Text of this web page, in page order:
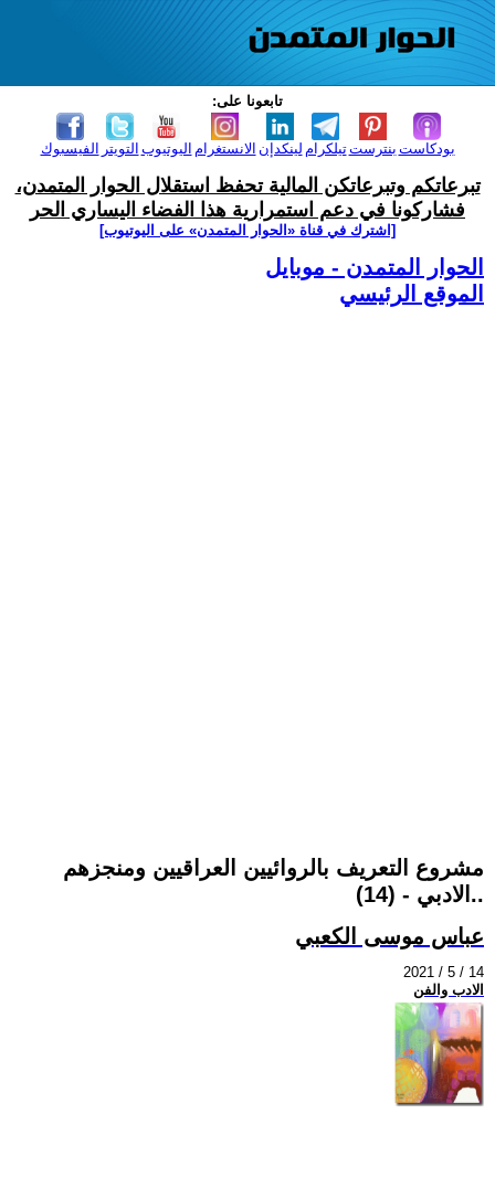
تابعونا على:
الفيسبوك التويتر اليوتيوب الانستغرام لينكدإن تيلكرامبنترست بودكاست
تبرعاتكم وتبرعاتكن المالية تحفظ استقلال الحوار المتمدن،
فشاركونا في دعم استمرارية هذا الفضاء اليساري الحر
[اشترك في قناة ‫«الحوار المتمدن» على اليوتيوب]
الحوار المتمدن - موبايل
الموقع الرئيسي
مشروع التعريف بالروائيين العراقيين ومنجزهم
الادبي - (14)..
عباس موسى الكعبي
2021 / 5 / 14
الادب والفن